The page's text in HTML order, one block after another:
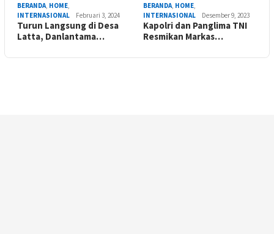
BERANDA HOME
INTERNASIONAL
Februari 3, 2024
Turun Langsung di Desa
Latta, Danlantama…
BERANDA HOME
INTERNASIONAL
Desember 9, 2023
Kapolri dan Panglima TNI
Resmikan Markas…